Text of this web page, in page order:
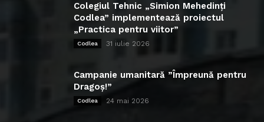
Colegiul Tehnic „Simion Mehedinți
Codlea” implementează proiectul
„Practica pentru viitor”
Codlea 31 iulie 2026
Campanie umanitară ”Împreună pentru
Dragoș!”
Codlea 24 mai 2026